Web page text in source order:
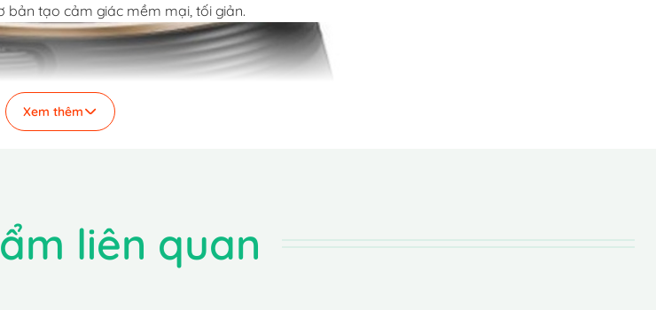
bản tạo cảm giác mềm mại, tối giản.
Xem thêm
liên quan